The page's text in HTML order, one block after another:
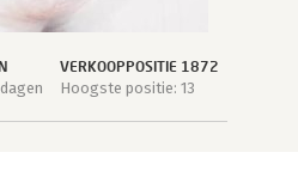
VERKOOPPOSITIE 1872
Hoogste positie: 13